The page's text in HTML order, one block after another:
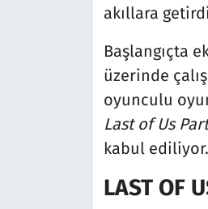
akıllara
Başlangıçta
üzerinde
oyunculu
Last of Us
kabul ediliyor.
LAST OF